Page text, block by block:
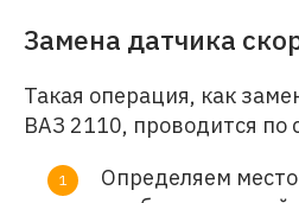
Замена датчика
Такая операция, как
ВАЗ 2110, проводится по
Определяем